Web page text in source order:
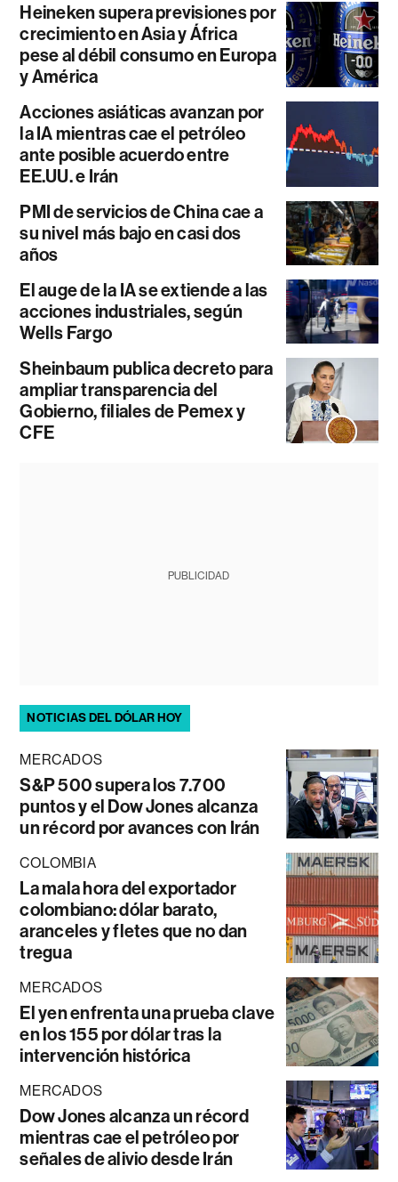
Heineken supera previsiones por
crecimiento en Asia y África
pese al débil consumo en Europa
y América
Acciones asiáticas avanzan por
la IA mientras cae el petróleo
ante posible acuerdo entre
EE.UU. e Irán
PMI de servicios de China cae a
su nivel más bajo en casi dos
años
El auge de la IA se extiende a las
acciones industriales, según
Wells Fargo
Sheinbaum publica decreto para
ampliar transparencia del
Gobierno, filiales de Pemex y
CFE
PUBLICIDAD
NOTICIAS DEL DÓLAR HOY
MERCADOS
S&P 500 supera los 7.700
puntos y el Dow Jones alcanza
un récord por avances con Irán
COLOMBIA
La mala hora del exportador
colombiano: dólar barato,
aranceles y fletes que no dan
tregua
MERCADOS
El yen enfrenta una prueba clave
en los 155 por dólar tras la
intervención histórica
MERCADOS
Dow Jones alcanza un récord
mientras cae el petróleo por
señales de alivio desde Irán